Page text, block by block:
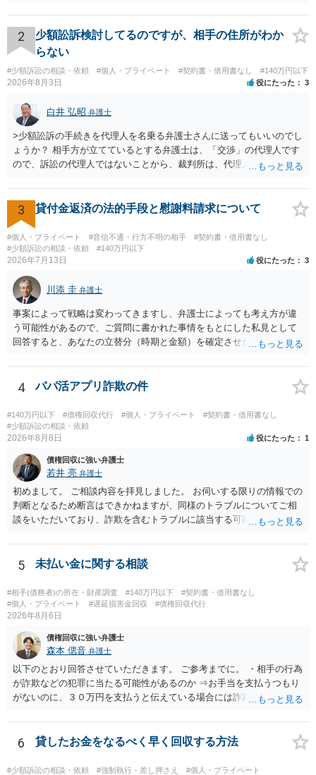
されない場合には、貴殿には任意に返金する意思がないものと判断
し、やむを得ず、返還金23万円及びこれに対する遅延損害金の支払い
を求める民事訴訟、支払督促その他必要な法的手続を直ちに講じま
す。 その際には、訴訟に要する費用その他法令上認められる金員につ
いても併せて請求する予定ですので、あらかじめ申し添えます。 本件
は、貴殿自らが契約を解約したことによって生じた返還義務の履行を
求めるものにすぎません。貴殿の仕入先との取引関係や返金時期など
の内部事情は、私に対する返還義務の発生や履行時期には何ら影響を
及ぼすものではありません。 これ以上、本件の解決を不必要に遅延さ
せることなく、誠意をもって速やかに返金手続を履行されるよう、強
く求めます。 以上
2
少額訟訴検討してるのですが、相手の住所がわか
らない
#少額訴訟の相談・依頼 #個人・プライベート #契約書・借用書なし #140万円以下
2026年8月3日 役にたった 3
白井 弘昭 弁護士
>少額訟訴の手続きを代理人を名乗る弁護士さんに送ってもいいのでし
ょうか？ 相手方が立てているとする弁護士は、「交渉」の代理人です
ので、訴訟の代理人ではないことから、裁判所は、代理人宛ての訴状
ている場合は、相手方（被告）の住所で訴状を作成提出し、裁判所に
代理人が就いていたことを知らせると（訴状の記載内容から明らかな
場合も）、裁判所が当該代理人弁護士に事前連絡し、引き続き訴訟も
受任するかを聞いたうえで、受任の意志が明らかになったところで、
直接被告に送達するのではなく、代理人に訴状の受領を促すこともあ
ります。 ラインのやり取りでしか証拠がないと、実際の本人性が明ら
かではありません。もちろん弁護士（２０万円の請求で代理人弁護士
に委任するかも疑わしいのですが）も住所は明らかにしないでしょ
う。 何か本人を示す事実（振込先などの情報）から、相手の住所等の
情報を割り出していくしかないように思えます。 以上、ご参考まで。
3 貸付金返済の法的手段と慰謝料請求について
#個人・プライベート #音信不通・行方不明の相手
#契約書・借用書なし
#少額訴訟の相談・依頼
#140万円以下
2026年7月13日 役にたった 3
川添 圭 弁護士
事案によって戦略は変わってきますし、弁護士によっても考え方が違
う可能性があるので、ご質問に書かれた事情をもとにした私見として
回答すると、あなたの立替分（時期と金額）を確定させた上で、淡々
と、もし異議申立てがなされる可能性が高そうであれば時間の浪費
（通常訴訟へ移行する日数分空転する）になりますし、支払督促及び
その異議後の通常訴訟は相手方の住所地が管轄裁判所になるため（特
に相手方が遠方である場合は）対応が面倒な場合があるからです。相
手方の主張については、和解で減額を考慮すればよいと思います。 な
お、残念ながら、「連絡も返ってこず、返済の目処も立たずで精神的
ダメージが大きく」という理由では、慰謝料請求は通常は認められま
せん。
4 パパ活アプリ詐欺の件
#140万円以下 #債権回収代行 #個人・プライベート
#契約書・借用書なし
#少額訴訟の相談・依頼
2026年8月8日 役にたった 1
債権回収に強い弁護士
若井 亮 弁護士
初めまして。 ご相談内容を拝見しました。 お伺いする限りの情報での
判断となるため断言はできかねますが、同様のトラブルについてご相
談をいただいており、詐欺を含むトラブルに該当する可能性があるで
ります。 お金を渡した方法が現金手渡しではなく、指定口座への振込
であるならば、相手方の身元を特定できる可能性もあるでしょう。 い
ずれにせよ、まずは速やかに最寄りの警察署に被害相談に行くことを
お勧めします。
5 未払い金に関する相談
#相手(債務者)の所在・財産調査 #140万円以下
#契約書・借用書なし
#個人・プライベート
#遅延損害金回収 #債権回収代行
2026年8月6日
債権回収に強い弁護士
森本 偲音 弁護士
以下のとおり回答させていただきます。 ご参考までに。 ・相手の行為
が詐欺などの犯罪に当たる可能性があるのか ⇒お手当を支払うつもり
がないのに、３０万円を支払うと伝えている場合には詐欺罪に該当す
段が取れるのか ⇒契約に基づく履行請求として３０万円を請求するこ
とが考えられますが、 パパ活の契約は、売春防止法に抵触する契約
条）となるため、相手方に請求できない可能性が高いです。 ・相手の
6 貸したお金をなるべく早く回収する方法
#少額訴訟の相談・依頼 #強制執行・差し押さえ
#個人・プライベート